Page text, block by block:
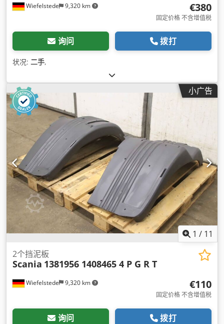
Wiefelstede 9,320 km €380
固定价格 不含增值税
询问 拨打
状况: 二手,
小广告
1 / 11
Wiefelstede 9,320 km
2个挡泥板
Scania 1381956 1408465 4 P G R T
€110
固定价格 不含增值税
询问 拨打